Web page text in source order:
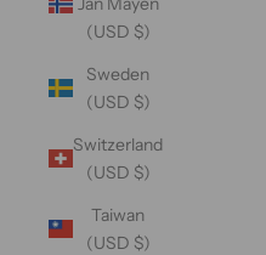
(USD $)
Sweden
(USD $)
Switzerland
(USD $)
Taiwan
(USD $)